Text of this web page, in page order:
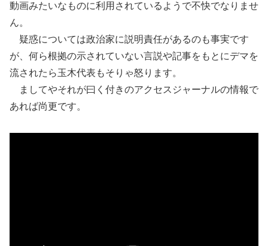
動画みたいなものに利用されているようで不快でなりませ
ん。
疑惑については政治家に説明責任があるのも事実です
が、何ら根拠の示されていない言説や記事をもとにデマを
流されたら玉木代表もそりゃ怒ります。
ましてやそれが曰く付きのアクセスジャーナルの情報で
あれば尚更です。